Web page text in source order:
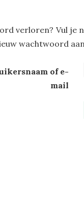
verloren? Vul je
wachtwoord
of e-
mail